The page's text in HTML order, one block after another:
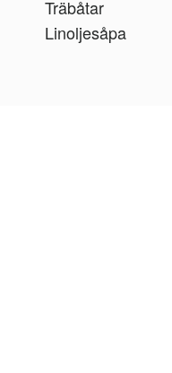
Träbåtar
Linoljesåpa